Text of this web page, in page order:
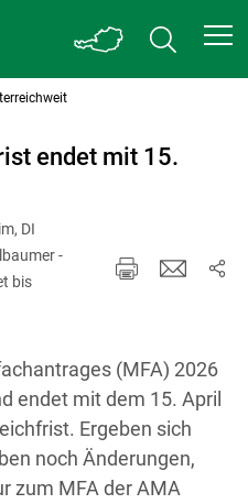
endet mit 15.
DI
-
bis
(MFA) 2026
endet mit dem 15. April
Ergeben sich
noch Änderungen,
zum MFA der AMA